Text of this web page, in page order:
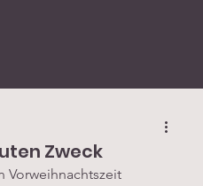
Zweck
Vorweihnachtszeit